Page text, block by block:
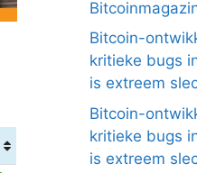
Bitcoin-
kritieke bugs
is extreem
Bitcoin-
kritieke bugs
is extreem